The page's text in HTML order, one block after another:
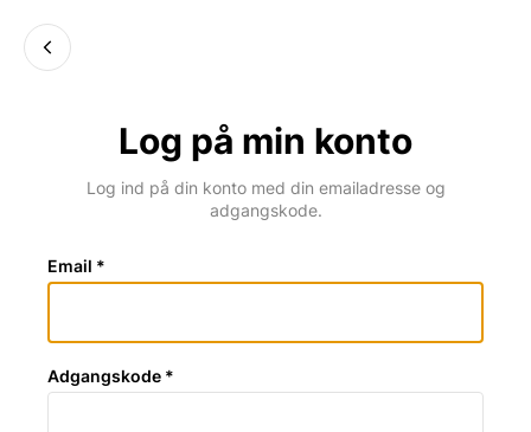
Log på min konto
Log ind på din konto med din emailadresse og
adgangskode.
Email *
Adgangskode *